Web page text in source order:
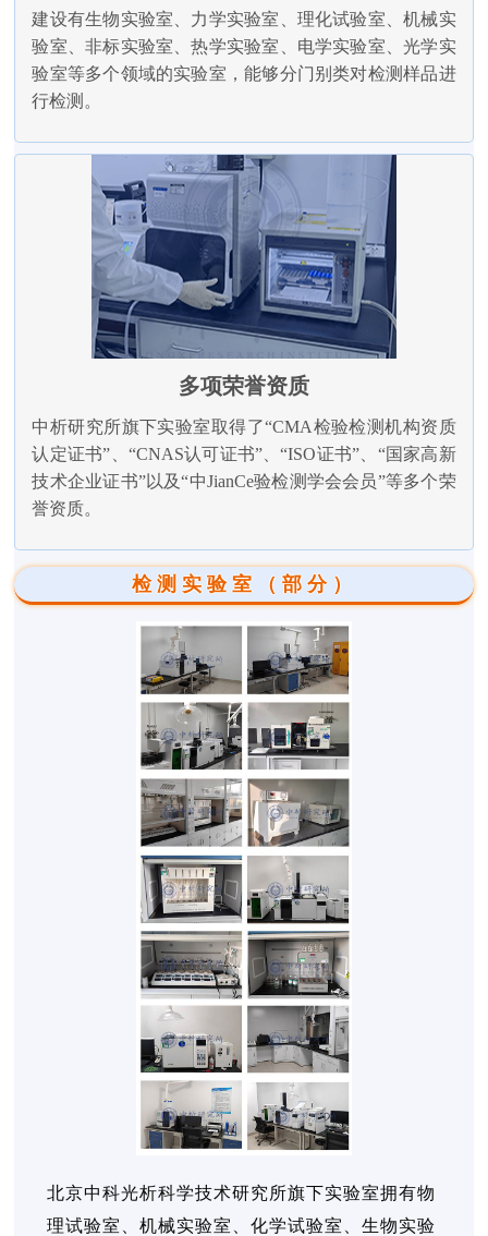
建设有生物实验室、力学实验室、理化试验室、机械实
验室、非标实验室、热学实验室、电学实验室、光学实
验室等多个领域的实验室，能够分门别类对检测样品进
行检测。
多项荣誉资质
中析研究所旗下实验室取得了“CMA检验检测机构资质
认定证书”、“CNAS认可证书”、“ISO证书”、“国家高新
技术企业证书”以及“中JianCe验检测学会会员”等多个荣
誉资质。
检测实验室（部分）
北京中科光析科学技术研究所旗下实验室拥有物
理试验室、机械实验室、化学试验室、生物实验